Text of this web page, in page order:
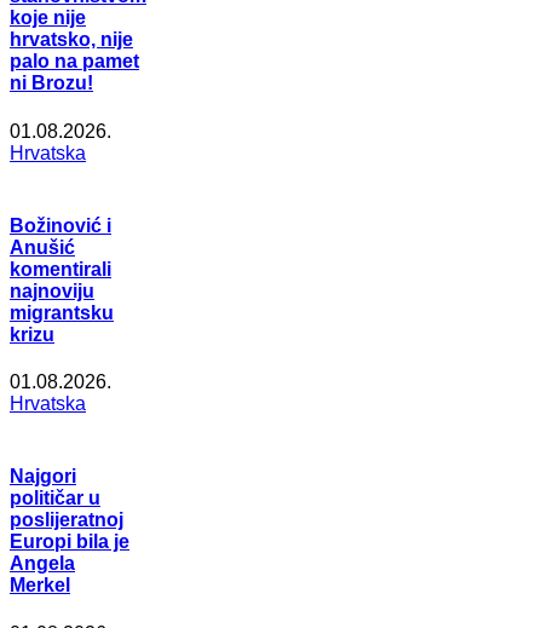
koje nije
hrvatsko, nije
palo na pamet
ni Brozu!
01.08.2026.
Hrvatska
Božinović i
Anušić
komentirali
najnoviju
migrantsku
krizu
01.08.2026.
Hrvatska
Najgori
političar u
poslijeratnoj
Europi bila je
Angela
Merkel